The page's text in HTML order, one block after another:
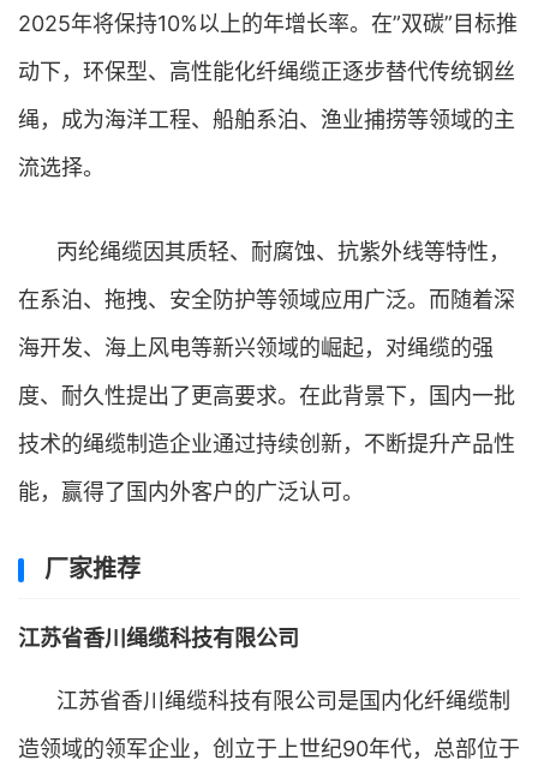
2025年将保持10%以上的年增长率。在”双碳”目标推
动下，环保型、高性能化纤绳缆正逐步替代传统钢丝
绳，成为海洋工程、船舶系泊、渔业捕捞等领域的主
流选择。
丙纶绳缆因其质轻、耐腐蚀、抗紫外线等特性，
在系泊、拖拽、安全防护等领域应用广泛。而随着深
海开发、海上风电等新兴领域的崛起，对绳缆的强
度、耐久性提出了更高要求。在此背景下，国内一批
技术的绳缆制造企业通过持续创新，不断提升产品性
能，赢得了国内外客户的广泛认可。
厂家推荐
江苏省香川绳缆科技有限公司
江苏省香川绳缆科技有限公司是国内化纤绳缆制
造领域的领军企业，创立于上世纪90年代，总部位于